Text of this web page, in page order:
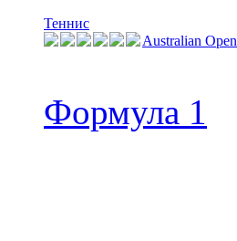
Теннис
Australian Open
Формула 1